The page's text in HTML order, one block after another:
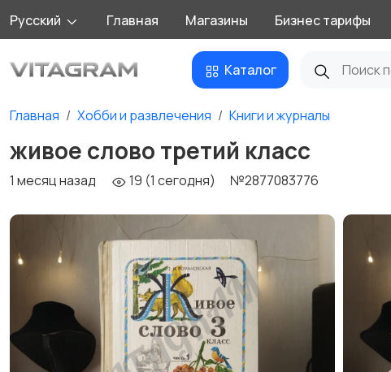
Русский Главная Магазины Бизнес тарифы
Каталог
Главная Хобби и развлечения Книги и журналы
живое слово третий класс
1 месяц назад 19 (1 сегодня) №2877083776